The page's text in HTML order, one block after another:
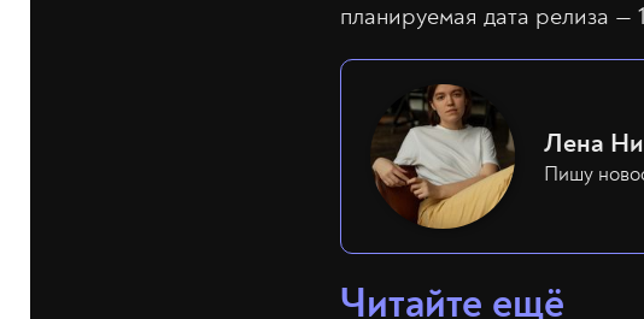
планируемая дата релиза —
Лена
Пишу
Читайте ещё